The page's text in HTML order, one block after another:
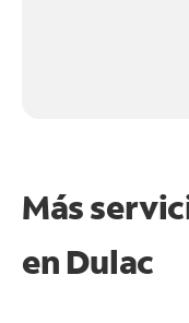
Más
en Dulac